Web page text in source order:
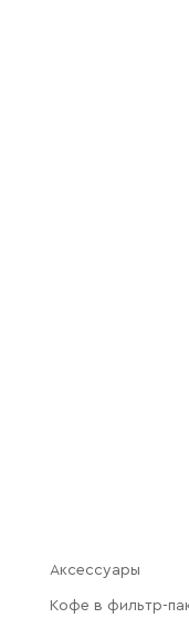
Аксессуары
Кофе в фильтр-